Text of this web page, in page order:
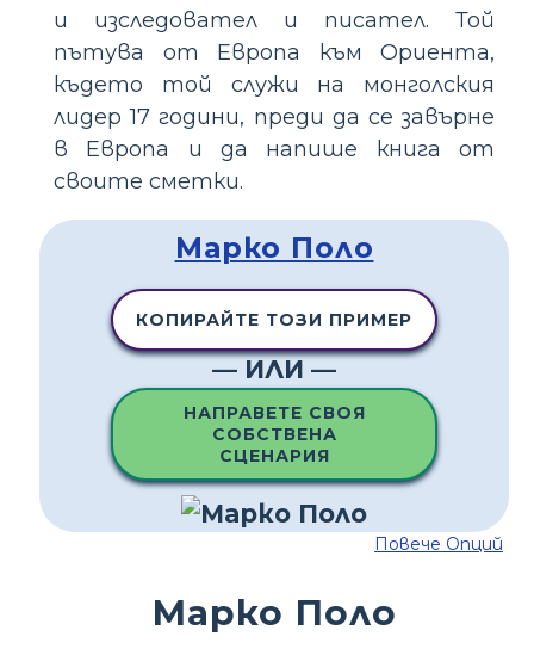
и изследовател и писател. Той
пътува от Европа към Ориента,
където той служи на монголския
лидер 17 години, преди да се завърне
в Европа и да напише книга от
своите сметки.
Марко Поло
КОПИРАЙТЕ ТОЗИ ПРИМЕР
— ИЛИ —
НАПРАВЕТЕ СВОЯ
СОБСТВЕНА
СЦЕНАРИЯ
Повече Опций
Марко Поло